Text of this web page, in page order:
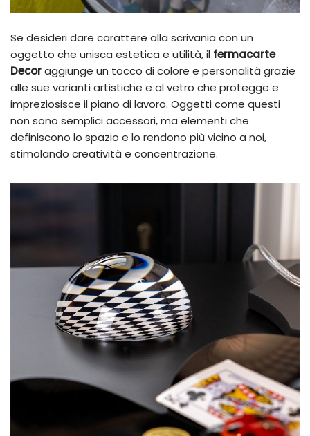
Se desideri dare carattere alla scrivania con un
oggetto che unisca estetica e utilità, il fermacarte
Decoraggiunge un tocco di colore e personalità grazie
alle sue varianti artistiche e al vetro che protegge e
impreziosisce il piano di lavoro. Oggetti come questi
non sono semplici accessori, ma elementi che
definiscono lo spazio e lo rendono più vicino a noi,
stimolando creatività e concentrazione.